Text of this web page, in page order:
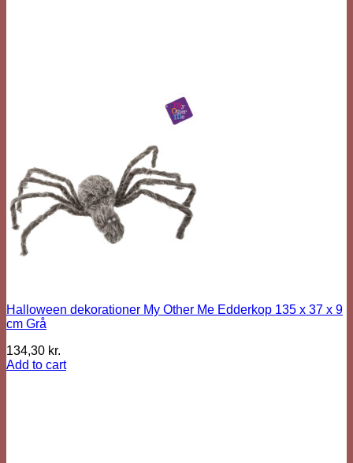
Halloween dekorationer My Other Me Edderkop 135 x 37 x 9
cm Grå
134,30 kr.
Add to cart